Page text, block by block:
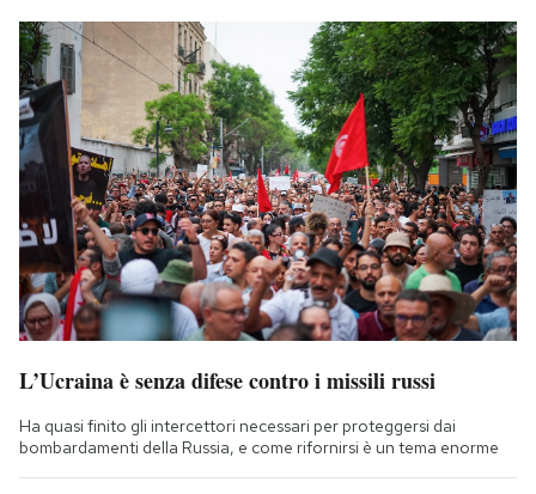
L’Ucraina è senza difese contro i missili russi
Ha quasi finito gli intercettori necessari per proteggersi dai
bombardamenti della Russia, e come rifornirsi è un tema enorme